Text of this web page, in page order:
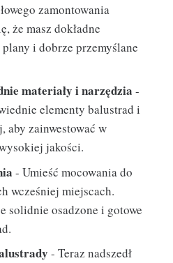
zamontowania
że masz dokładne
i dobrze przemyślane
materiały i narzędzia -
elementy balustrad i
aby zainwestować w
jakości.
- Umieść mocowania do
wcześniej miejscach.
solidnie osadzone i gotowe
- Teraz nadszedł